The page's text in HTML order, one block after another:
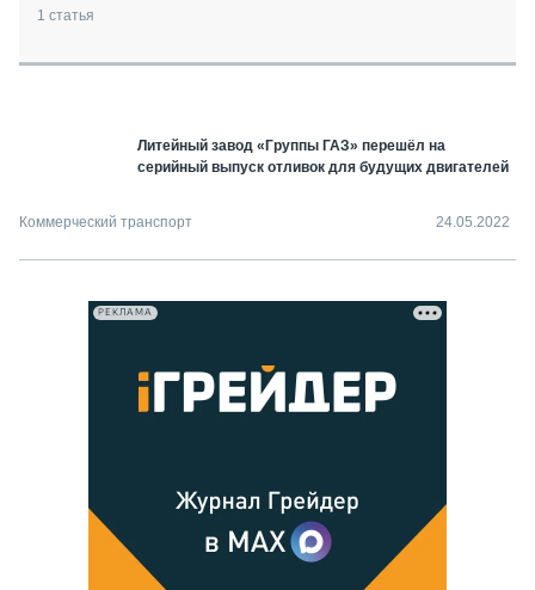
О ПРОЕКТЕ
1 статья
Литейный завод «Группы ГАЗ» перешёл на
серийный выпуск отливок для будущих двигателей
Коммерческий транспорт 24.05.2022
РЕКЛАМА